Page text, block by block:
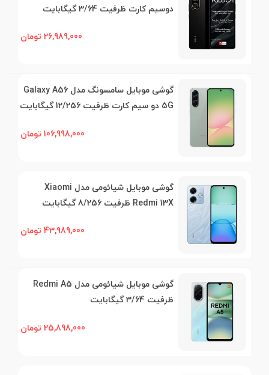
دوسیم کارت ظرفیت 3/64 گیگابایت
26,989,000 تومان
گوشی موبایل سامسونگ مدل Galaxy A56
5G دو سیم کارت ظرفیت 12/256 گیگابایت
106,998,000 تومان
گوشی موبایل شیائومی مدل Xiaomi
Redmi 13X ظرفیت 8/256 گیگابایت
43,989,000 تومان
گوشی موبایل شیائومی مدل Redmi A5
ظرفیت 3/64 گیگابایت
25,898,000 تومان